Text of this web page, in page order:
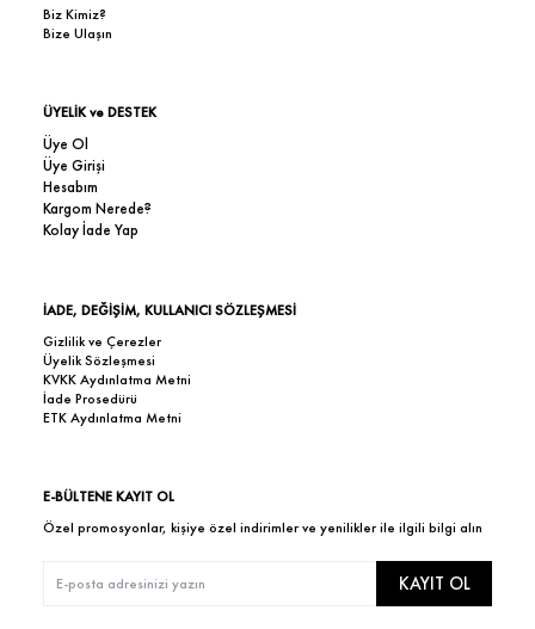
Biz Kimiz?
Bize Ulaşın
ÜYELİK ve DESTEK
Üye Ol
Üye Girişi
Hesabım
Kargom Nerede?
Kolay İade Yap
İADE, DEĞİŞİM, KULLANICI SÖZLEŞMESİ
Gizlilik ve Çerezler
Üyelik Sözleşmesi
KVKK Aydınlatma Metni
İade Prosedürü
ETK Aydınlatma Metni
E-BÜLTENE KAYIT OL
Özel promosyonlar, kişiye özel indirimler ve yenilikler ile ilgili bilgi alın
KAYIT OL